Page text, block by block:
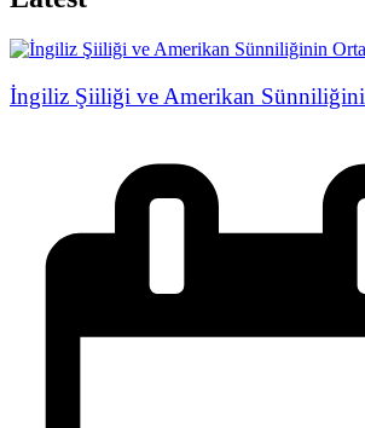
İngiliz Şiiliği ve Amerikan